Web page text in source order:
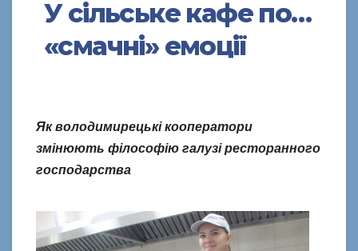
У сільське кафе по…
«смачні» емоції
Як володимирецькі кооператори
змінюють філософію галузі ресторанного
господарства